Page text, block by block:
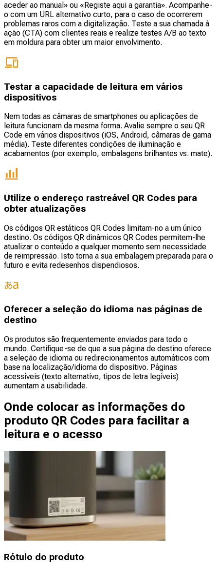
aceder ao manual» ou «Registe aqui a garantia». Acompanhe-
o com um URL alternativo curto, para o caso de ocorrerem
problemas raros com a digitalização. Teste a sua chamada à
ação (CTA) com clientes reais e realize testes A/B ao texto
em moldura para obter um maior envolvimento.
Testar a capacidade de leitura em vários
dispositivos
Nem todas as câmaras de smartphones ou aplicações de
leitura funcionam da mesma forma. Avalie sempre o seu QR
Code em vários dispositivos (iOS, Android, câmaras de gama
média). Teste diferentes condições de iluminação e
acabamentos (por exemplo, embalagens brilhantes vs. mate).
Utilize o endereço rastreável QR Codes para
obter atualizações
Os códigos QR estáticos QR Codes limitam-no a um único
destino. Os códigos QR dinâmicos QR Codes permitem-lhe
atualizar o conteúdo a qualquer momento sem necessidade
de reimpressão. Isto torna a sua embalagem preparada para o
futuro e evita redesenhos dispendiosos.
Oferecer a seleção do idioma nas páginas de
destino
Os produtos são frequentemente enviados para todo o
mundo. Certifique-se de que a sua página de destino oferece
a seleção de idioma ou redirecionamentos automáticos com
base na localização/idioma do dispositivo. Páginas
acessíveis (texto alternativo, tipos de letra legíveis)
aumentam a usabilidade.
Onde colocar as informações do
produto QR Codes para facilitar a
leitura e o acesso
Rótulo do produto